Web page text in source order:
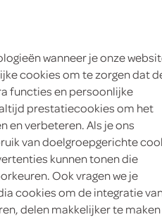
chunmee
wanneer je onze
cookies om te zorgen dat
functies en persoonlijke
prestatiecookies om het
en verbeteren. Als je ons
van doelgroepgerichte
kunnen tonen die
Ook vragen we je
cookies om de integratie
delen makkelijker te